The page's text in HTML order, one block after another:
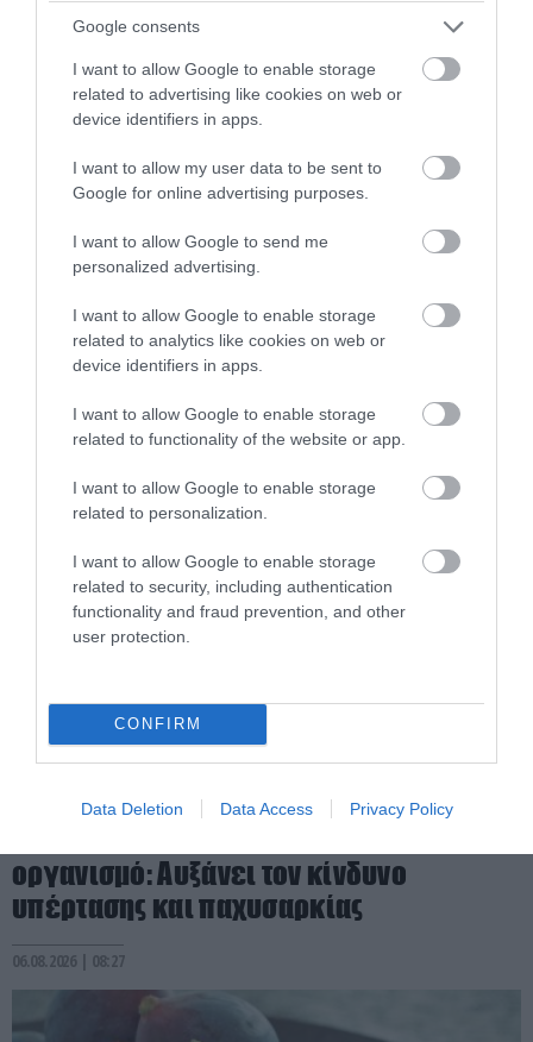
Google consents
I want to allow Google to enable storage
related to advertising like cookies on web or
device identifiers in apps.
I want to allow my user data to be sent to
Google for online advertising purposes.
I want to allow Google to send me
personalized advertising.
I want to allow Google to enable storage
related to analytics like cookies on web or
device identifiers in apps.
I want to allow Google to enable storage
related to functionality of the website or app.
I want to allow Google to enable storage
related to personalization.
I want to allow Google to enable storage
related to security, including authentication
functionality and fraud prevention, and other
user protection.
CONFIRM
Data Deletion Data Access Privacy Policy
PRONEWS.GR /ΥΓΕΙΑ
Παρενέργεια εμβολίων κατά Covid-19:
«1,25 δις γυναίκες θα τεκνοποιήσουν ένα
είδος ανθρώπου που δεν έχει υπάρξει
μέχρι στιγμής»
PRONEWS.GR / ΥΓΕΙΑ
οργανισμό: Αυξάνει τον κίνδυνο
υπέρτασης και παχυσαρκίας
06.08.2026 | 08:27